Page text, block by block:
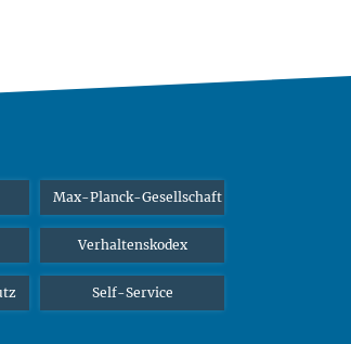
Max-Planck-Gesellschaft
Verhaltenskodex
Self-Service